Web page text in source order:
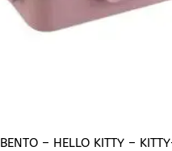
BENTO – HELLO KITTY –